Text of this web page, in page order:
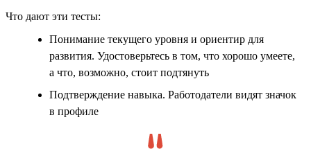
Что дают эти тесты:
Понимание текущего уровня и ориентир для
развития. Удостоверьтесь в том, что хорошо умеете,
а что, возможно, стоит подтянуть
Подтверждение навыка. Работодатели видят значок
в профиле